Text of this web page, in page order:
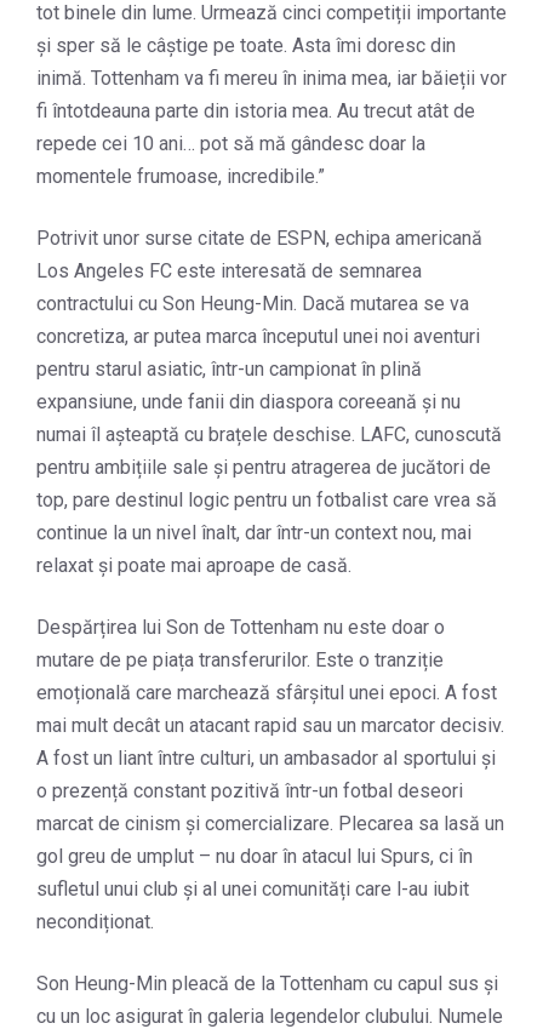
tot binele din lume. Urmează cinci competiții importante
și sper să le câștige pe toate. Asta îmi doresc din
inimă. Tottenham va fi mereu în inima mea, iar băieții vor
fi întotdeauna parte din istoria mea. Au trecut atât de
repede cei 10 ani… pot să mă gândesc doar la
momentele frumoase, incredibile.”
Potrivit unor surse citate de ESPN, echipa americană
Los Angeles FC este interesată de semnarea
contractului cu Son Heung-Min. Dacă mutarea se va
concretiza, ar putea marca începutul unei noi aventuri
pentru starul asiatic, într-un campionat în plină
expansiune, unde fanii din diaspora coreeană și nu
numai îl așteaptă cu brațele deschise. LAFC, cunoscută
pentru ambițiile sale și pentru atragerea de jucători de
top, pare destinul logic pentru un fotbalist care vrea să
continue la un nivel înalt, dar într-un context nou, mai
relaxat și poate mai aproape de casă.
Despărțirea lui Son de Tottenham nu este doar o
mutare de pe piața transferurilor. Este o tranziție
emoțională care marchează sfârșitul unei epoci. A fost
mai mult decât un atacant rapid sau un marcator decisiv.
A fost un liant între culturi, un ambasador al sportului și
o prezență constant pozitivă într-un fotbal deseori
marcat de cinism și comercializare. Plecarea sa lasă un
gol greu de umplut – nu doar în atacul lui Spurs, ci în
sufletul unui club și al unei comunități care l-au iubit
necondiționat.
Son Heung-Min pleacă de la Tottenham cu capul sus și
cu un loc asigurat în galeria legendelor clubului. Numele